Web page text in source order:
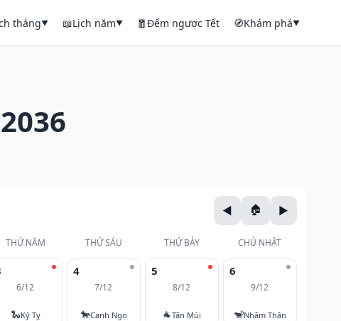
tháng▼ 📖Lịch năm▼ 🧧Đếm ngược Tết 🧭Khám phá▼
THỨ NĂM THỨ SÁU THỨ BẢY CHỦ NHẬT
6/12
🐍Kỷ Tỵ
4
7/12
🐎Canh Ngọ
5
8/12
🐐Tân Mùi
6
9/12
🐒Nhâm Thân